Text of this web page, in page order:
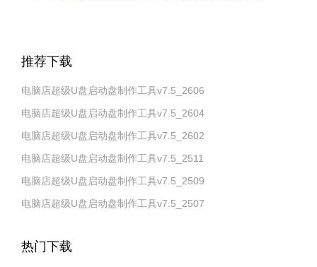
推荐下载
电脑店超级U盘启动盘制作工具v7.5_2606
电脑店超级U盘启动盘制作工具v7.5_2604
电脑店超级U盘启动盘制作工具v7.5_2602
电脑店超级U盘启动盘制作工具v7.5_2511
电脑店超级U盘启动盘制作工具v7.5_2509
电脑店超级U盘启动盘制作工具v7.5_2507
热门下载